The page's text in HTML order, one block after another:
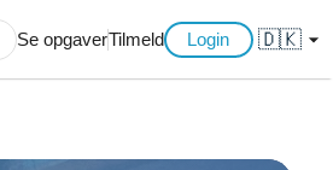
Se opgaverTilmeld Login 🇩🇰 arrow_drop_down